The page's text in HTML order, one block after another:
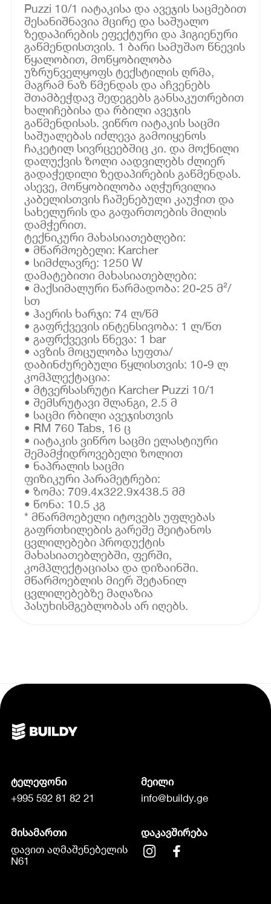
Puzzi 10/1 იატაკისა და ავეჯის საცმებით
შესანიშნავია მცირე და საშუალო
ზედაპირების ეფექტური და ჰიგიენური
გაწმენდისთვის. 1 ბარი სამუშაო წნევის
წყალობით, მოწყობილობა
უზრუნველყოფს ტექსტილის ღრმა,
მაგრამ ნაზ წმენდას და აჩვენებს
შთამბეჭდავ შედეგებს განსაკუთრებით
ხალიჩებისა და რბილი ავეჯის
გაწმენდისას. ვიწრო იატაკის საცმი
საშუალებას იძლევა გამოიყენოს
ჩაკეტილ სივრცეებშიც კი. და მოქნილი
დალუქვის ზოლი აადვილებს ძლიერ
გადაჭედილი ზედაპირების გაწმენდას.
ასევე, მოწყობილობა აღჭურვილია
კაბელისთვის ჩაშენებული კაუჭით და
სახელურის და გაფართოების მილის
დამჭერით.
ტექნიკური მახასიათებლები:
• მწარმოებელი: Karcher
• სიმძლავრე: 1250 W
დამატებითი მახასიათებლები:
• მაქსიმალური წარმადობა: 20-25 მ²/
სთ
• ჰაერის ხარჯი: 74 ლ/წმ
• გაფრქვევის ინტენსივობა: 1 ლ/წთ
• გაფრქვევის წნევა: 1 bar
• ავზის მოცულობა სუფთა/
დაბინძურებული წყლისთვის: 10-9 ლ
კომპლექტაცია:
• მტვერსასრუტი Karcher Puzzi 10/1
• შემსრუტავი შლანგი, 2.5 მ
• საცმი რბილი ავეჯისთვის
• RM 760 Tabs, 16 ც
• იატაკის ვიწრო საცმი ელასტიური
შემამჭიდროვებელი ზოლით
• ნაპრალის საცმი
ფიზიკური პარამეტრები:
• ზომა: 709.4x322.9x438.5 მმ
• წონა: 10.5 კგ
* მწარმოებელი იტოვებს უფლებას
გაფრთხილების გარეშე შეიტანოს
ცვლილებები პროდუქტის
მახასიათებლებში, ფერში,
კომპლექტაციასა და დიზაინში.
მწარმოებლის მიერ შეტანილ
ცვლილებებზე მაღაზია
პასუხისმგებლობას არ იღებს.
ტელეფონი
+995 592 81 82 21
მეილი
info@buildy.ge
მისამართი
დავით აღმაშენებელის
N61
დაკავშირება